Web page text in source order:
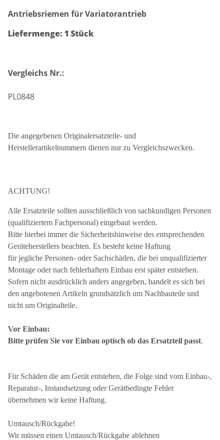
Antriebsriemen für Variatorantrieb
Liefermenge: 1 Stück
Vergleichs Nr.:
PL0848
Die angegebenen Originalersatzteile- und
Herstellerartikelnummern dienen nur zu Vergleichszwecken.
ACHTUNG!
Alle Ersatzteile sollten ausschließlich von sachkundigen Personen
(qualifiziertem Fachpersonal) eingebaut werden.
Bitte hierbei immer die Sicherheitshinweise des entsprechenden
Geräteherstellers beachten. Es besteht keine Haftung
für jegliche Personen- oder Sachschäden, die bei unqualifizierter
Montage oder nach fehlerhaftem Einbau erst später entstehen.
Sofern nicht ausdrücklich anders angegeben, handelt es sich bei
den angebotenen Artikeln grundsätzlich um Nachbauteile und
nicht um Originalteile.
Vor Einbau:
Bitte prüfen Sie vor Einbau optisch ob das Ersatzteil passt.
Für Schäden die am Gerät entstehen, die Folge sind vom Einbau-,
Reparatur-, Instandsetzung oder Gerätbedingte Fehler
übernehmen wir keine Haftung.
Umtausch/Rückgabe!
Wir müssen einen Umtausch/Rückgabe ablehnen